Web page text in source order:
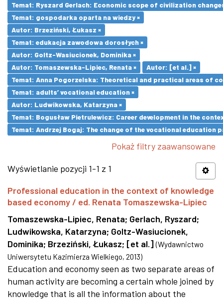
Temat: Ryszard Gerlach: Economic scope of civilization
Temat: gospodarka oparta na wiedzy ×
Autor: Brzeziński, Łukasz ×
Temat: edukacja zawodowa dorosłych ×
Autor: Goltz-Wasiucionek, Dominika ×
Autor: Tomaszewska-Lipiec, Renata ×
Autor: [et al.] ×
Temat: Anna Pogorzelska: Theoretical and practical areas of
Temat: adults’ vocational education ×
Autor: Ludwikowska, Katarzyna ×
Temat: Bogusław Pietrulewicz: Career development in the
Temat: Andrzej Bogaj: The change of the vocational education
Pokaż filtry zaawansowane
Wyświetlanie pozycji 1-1 z 1
Professional education in the context of knowledge
based economy / ed. Renata Tomaszewska-Lipiec
Tomaszewska-Lipiec, Renata; Gerlach, Ryszard;
Ludwikowska, Katarzyna; Goltz-Wasiucionek,
Dominika; Brzeziński, Łukasz; [et al.] (Wydawnictwo
Uniwersytetu Kazimierza Wielkiego, 2013)
Education and economy seen as two separate areas of
human activity are becoming a certain whole joined by
knowledge that is all the information about the